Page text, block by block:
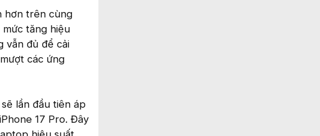
hơn trên cùng
tăng hiệu
vẫn đủ để cải
các ứng
lần đầu tiên áp
17 Pro. Đây